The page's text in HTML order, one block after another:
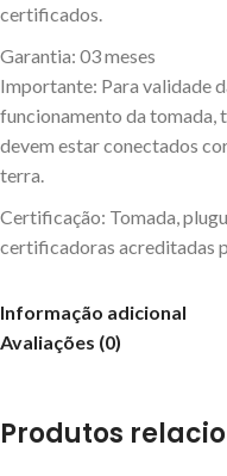
certificados.
Garantia: 03 meses
Importante: Para validade
funcionamento da tomada,
devem estar conectados
terra.
Certificação: Tomada,
certificadoras acreditadas
Informação adicional
Avaliações (0)
Produtos